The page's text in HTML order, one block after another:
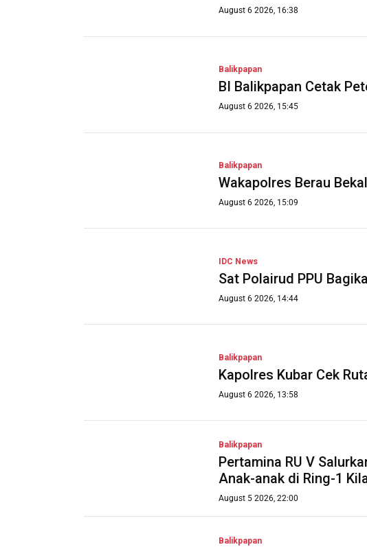
August 6 2026, 16:38
Balikpapan
BI Balikpapan Cetak
August 6 2026, 15:45
Balikpapan
Wakapolres Berau
August 6 2026, 15:09
IDC News
Sat Polairud PPU
August 6 2026, 14:44
Balikpapan
Kapolres Kubar Cek
August 6 2026, 13:58
Balikpapan
Pertamina RU V
Anak-anak di Ring-1
August 5 2026, 22:00
Balikpapan